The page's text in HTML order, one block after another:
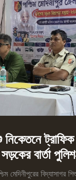
নিকেতনে
বার্তা
মেদিনীপুরের বিদ্যাসাগর